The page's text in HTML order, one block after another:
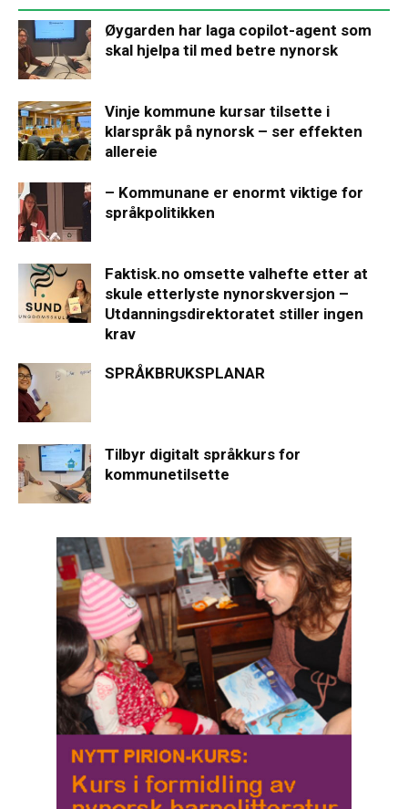
Øygarden har laga copilot-agent som
skal hjelpa til med betre nynorsk
Vinje kommune kursar tilsette i
klarspråk på nynorsk – ser effekten
allereie
– Kommunane er enormt viktige for
språkpolitikken
Faktisk.no omsette valhefte etter at
skule etterlyste nynorskversjon –
Utdanningsdirektoratet stiller ingen
krav
SPRÅKBRUKSPLANAR
Tilbyr digitalt språkkurs for
kommunetilsette